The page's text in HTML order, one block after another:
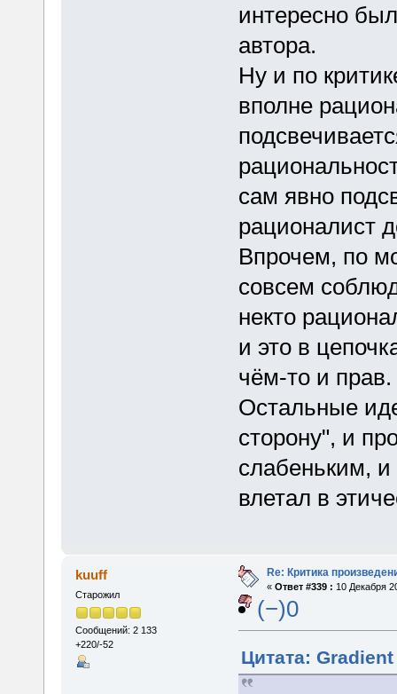
интересно
автора.
Ну и по
вполне
сам явно
рационалист
Впрочем, по
совсем
некто
и это в
чём-то и прав.
Остальные
сторону", и
слабеньким, и
влетал в
kuuff
Старожил
Сообщений: 2 133
+220/-52
Re: Критика
« Ответ #339 : 10 Декабря
(−)0
Цитата: